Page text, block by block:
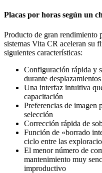
Placas por horas según un
Producto de gran rendimiento
sistemas Vita CR aceleran su
siguientes características:
Configuración rápida y
durante desplazamientos
Una interfaz intuitiva
capacitación
Preferencias de imagen
selección
Corrección rápida de
Función de «borrado
ciclo entre las
El menor número de
mantenimiento muy
improductivo